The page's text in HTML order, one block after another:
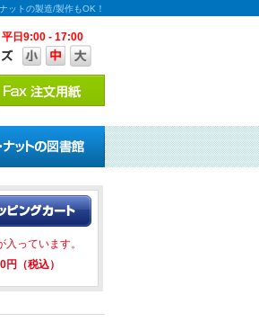
ットの製造/製作もOK！
平日9:00 - 17:00
ンペーンを実施
入っています。
（税込）